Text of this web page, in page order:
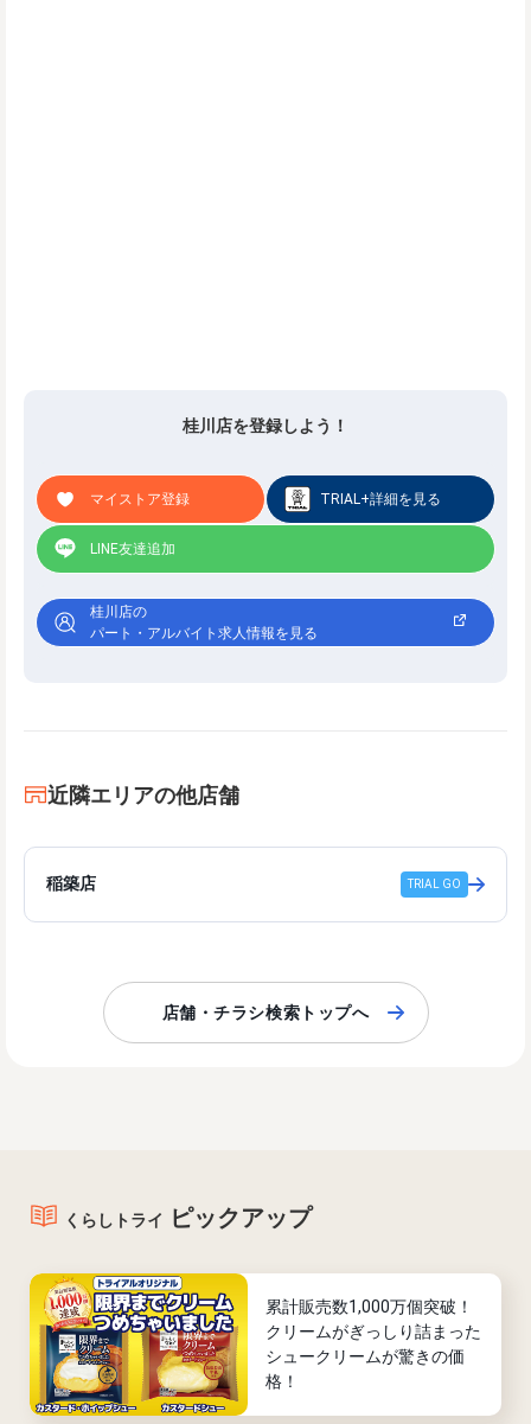
桂川店を登録しよう！
マイストア登録 TRIAL+詳細を見る
LINE友達追加
桂川店の
パート・アルバイト求人情報を見る
近隣エリアの他店舗
稲築店 TRIAL GO
店舗・チラシ検索トップへ
くらしトライ ピックアップ
累計販売数1,000万個突破！
クリームがぎっしり詰まった
シュークリームが驚きの価
格！